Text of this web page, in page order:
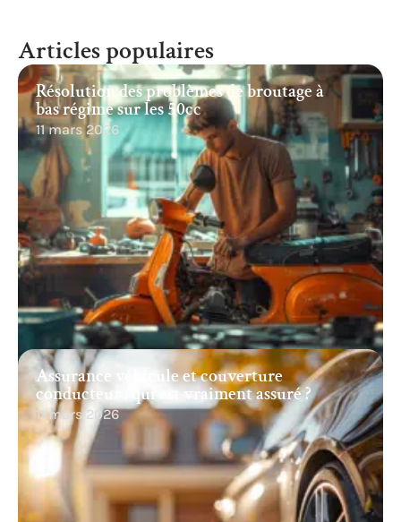
Articles populaires
Résolution des problèmes de broutage à
bas régime sur les 50cc
11 mars 2026
Assurance véhicule et couverture
conducteur : qui est vraiment assuré ?
11 mars 2026